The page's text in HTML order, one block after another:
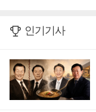
인기기사